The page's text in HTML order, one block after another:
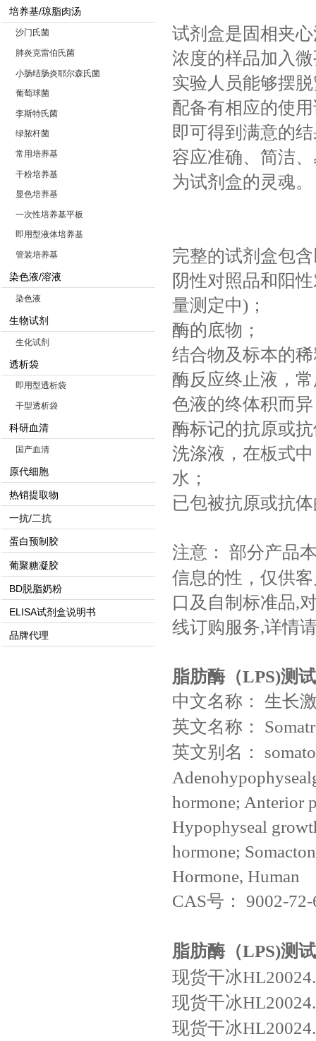
培养基/琼脂肉汤
沙门氏菌
肺炎克雷伯氏菌
小肠结肠炎耶尔森氏菌
葡萄球菌
李斯特氏菌
绿脓杆菌
常用培养基
干粉培养基
显色培养基
一次性培养基平板
即用型液体培养基
管装培养基
染色液/溶液
染色液
生物试剂
生化试剂
透析袋
即用型透析袋
干型透析袋
科研血清
国产血清
原代细胞
热销提取物
一抗/二抗
蛋白预制胶
葡聚糖凝胶
BD脱脂奶粉
ELISA试剂盒说明书
品牌代理
试剂盒是固相夹
浓度的样品加入
实验人员能够摆
配备有相应的使
即可得到满意的
容应准确、简洁
为试剂盒的灵魂。
完整的试剂盒包
阴性对照品和阳
量测定中)；
酶的底物；
结合物及标本的
酶反应终止液，
色液的终体积而
酶标记的抗原或
洗涤液，在板式
水；
已包被抗原或抗
注意： 部分产品
信息的性，仅供
口及自制标准品,
线订购服务,详情
脂肪酶（LPS)测
中文名称： 生长
英文名称：
英文别名：
hormone; Anterior
Hypophyseal
hormone;
Hormone, Human
CAS号： 9002-
脂肪酶（LPS)测
现货干冰
现货干冰
现货干冰